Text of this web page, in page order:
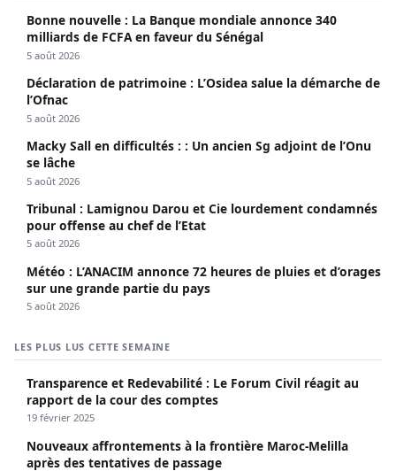
Bonne nouvelle : La Banque mondiale annonce 340
milliards de FCFA en faveur du Sénégal
5 août 2026
Déclaration de patrimoine : L’Osidea salue la démarche de
l’Ofnac
5 août 2026
Macky Sall en difficultés : : Un ancien Sg adjoint de l’Onu
se lâche
5 août 2026
Tribunal : Lamignou Darou et Cie lourdement condamnés
pour offense au chef de l’Etat
5 août 2026
Météo : L’ANACIM annonce 72 heures de pluies et d’orages
sur une grande partie du pays
5 août 2026
LES PLUS LUS CETTE SEMAINE
Transparence et Redevabilité : Le Forum Civil réagit au
rapport de la cour des comptes
19 février 2025
Nouveaux affrontements à la frontière Maroc-Melilla
après des tentatives de passage